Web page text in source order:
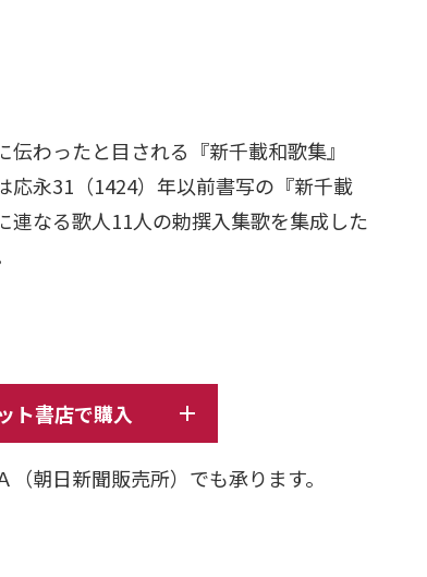
わったと目される『新千載和歌集』
応永31（1424）年以前書写の『新千載
連なる歌人11人の勅撰入集歌を集成した
ト書店で購入
朝日新聞販売所）でも承ります。